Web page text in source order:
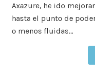
Axazure, he ido
hasta el punto de
o menos fluidas…